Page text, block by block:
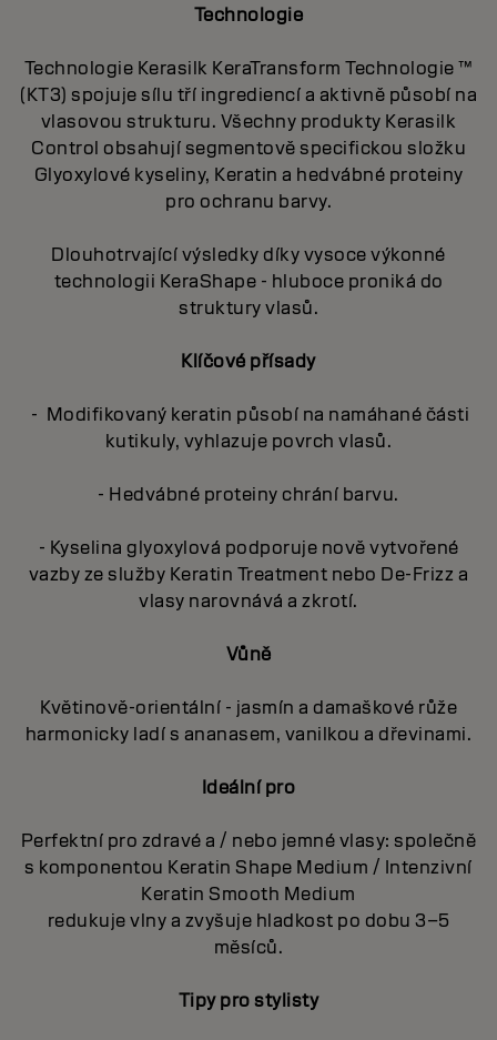
Technologie
Technologie Kerasilk KeraTransform Technologie ™
(KT3) spojuje sílu tří ingrediencí a aktivně působí na
vlasovou strukturu. Všechny produkty Kerasilk
Control obsahují segmentově specifickou složku
Glyoxylové kyseliny, Keratin a hedvábné proteiny
pro ochranu barvy.
Dlouhotrvající výsledky díky vysoce výkonné
technologii KeraShape - hluboce proniká do
struktury vlasů.
Klíčové přísady
- Modifikovaný keratin působí na namáhané části
kutikuly, vyhlazuje povrch vlasů.
- Hedvábné proteiny chrání barvu.
- Kyselina glyoxylová podporuje nově vytvořené
vazby ze služby Keratin Treatment nebo De-Frizz a
vlasy narovnává a zkrotí.
Vůně
Květinově-orientální - jasmín a damaškové růže
harmonicky ladí s ananasem, vanilkou a dřevinami.
Ideální pro
Perfektní pro zdravé a / nebo jemné vlasy: společně
s komponentou Keratin Shape Medium / Intenzivní
Keratin Smooth Medium
redukuje vlny a zvyšuje hladkost po dobu 3–5
měsíců.
Tipy pro stylisty